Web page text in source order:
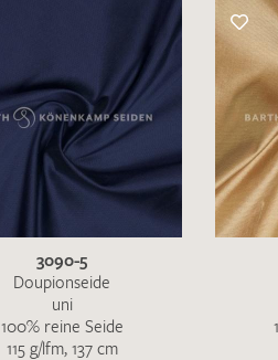
3090-5
Doupionseide
uni
100% reine Seide
115 g/lfm, 137 cm